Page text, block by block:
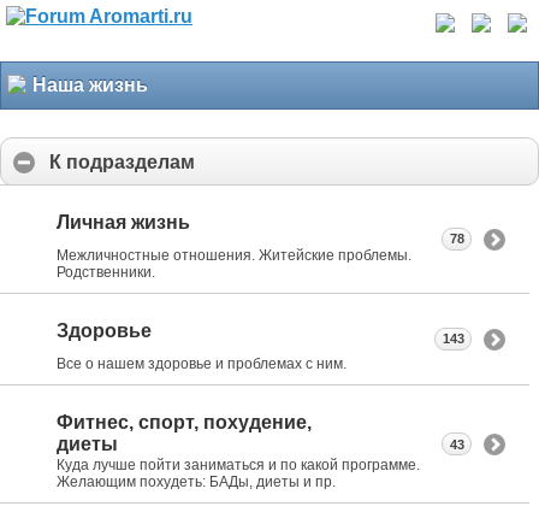
Наша жизнь
К подразделам
Личная жизнь
Межличностные отношения. Житейские проблемы.
Родственники.
78
Здоровье
Все о нашем здоровье и проблемах с ним.
143
Фитнес, спорт, похудение,
диеты
Куда лучше пойти заниматься и по какой программе.
Желающим похудеть: БАДы, диеты и пр.
43